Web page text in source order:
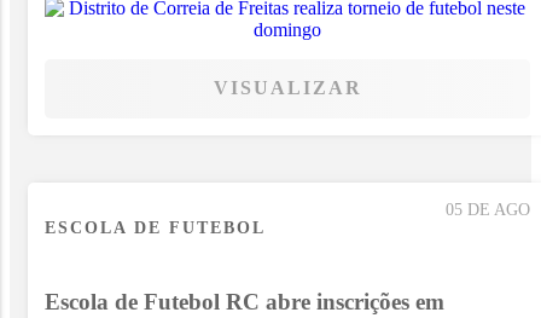
VISUALIZAR
05 DE AGO
ESCOLA DE FUTEBOL
Escola de Futebol RC abre inscrições em